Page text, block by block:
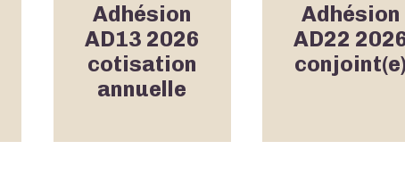
Adhésion
AD13 2026
cotisation
annuelle
Adhésion
AD22
conjoint(e)